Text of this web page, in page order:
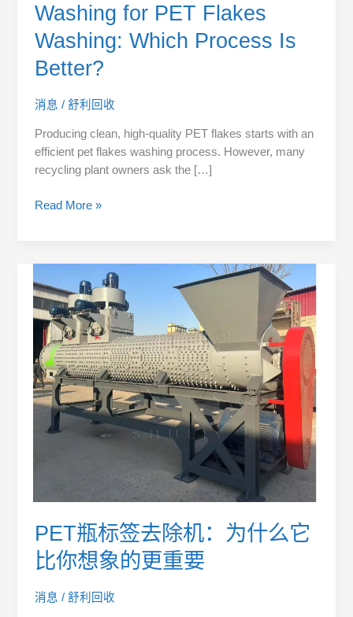
Washing for PET Flakes
Washing: Which Process Is
Better?
消息 /舒利回收
Producing clean, high-quality PET flakes starts with an
efficient pet flakes washing process. However, many
recycling plant owners ask the […]
Read More »
PET瓶标签去除机：为什么它
比你想象的更重要
消息 /舒利回收
瓶
标
签
去
除
机：
为
么
象
的
更
要